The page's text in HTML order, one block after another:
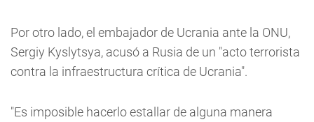
Por otro lado, el embajador de Ucrania ante la ONU,
Sergiy Kyslytsya, acusó a Rusia de un "acto terrorista
contra la infraestructura crítica de Ucrania".
"Es imposible hacerlo estallar de alguna manera